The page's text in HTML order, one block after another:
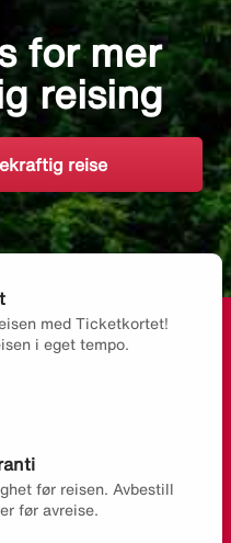
for mer
reising
reise
med Ticketkortet!
i eget tempo.
før reisen. Avbestill
før avreise.